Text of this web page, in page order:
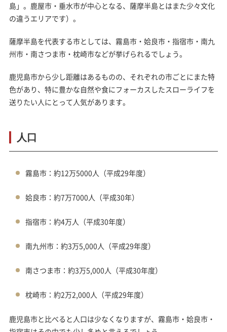
島」。鹿屋市・垂水市が中心となる、薩摩半島とはまた少々文化
の違うエリアです）。
薩摩半島を代表する市としては、霧島市・姶良市・指宿市・南九
州市・南さつま市・枕崎市などが挙げられるでしょう。
鹿児島市から少し距離はあるものの、それぞれの市ごとにまた特
色があり、特に豊かな自然や食にフォーカスしたスローライフを
送りたい人にとって人気があります。
人口
霧島市：約12万5000人（平成29年度）
姶良市：約7万7000人（平成30年）
指宿市：約4万人（平成30年度）
南九州市：約3万5,000人（平成29年度）
南さつま市：約3万5,000人（平成30年度）
枕崎市：約2万2,000人（平成29年度）
鹿児島市と比べると人口は少なくなりますが、霧島市・姶良市・